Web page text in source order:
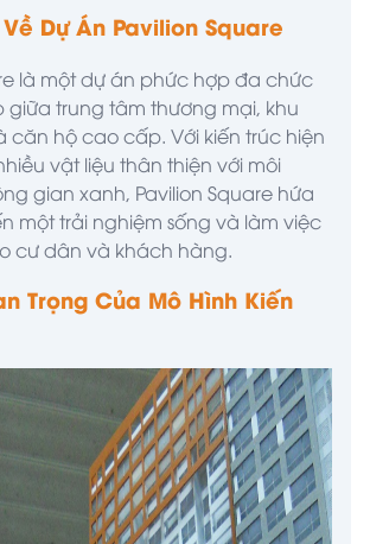
Dự Án Pavilion Square
là một dự án phức hợp đa chức
giữa trung tâm thương mại, khu
căn hộ cao cấp. Với kiến trúc hiện
vật liệu thân thiện với môi
gian xanh, Pavilion Square hứa
một trải nghiệm sống và làm việc
cư dân và khách hàng.
Trọng Của Mô Hình Kiến